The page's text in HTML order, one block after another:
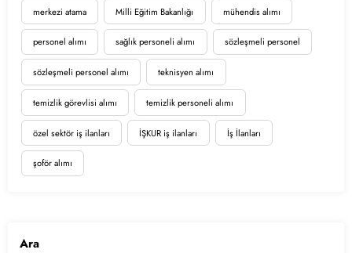
merkezi atama Milli Eğitim Bakanlığı mühendis alımı
personel alımı sağlık personeli alımı sözleşmeli personel
sözleşmeli personel alımı teknisyen alımı
temizlik görevlisi alımı temizlik personeli alımı
özel sektör iş ilanları İŞKUR iş ilanları İş İlanları
şoför alımı
Ara